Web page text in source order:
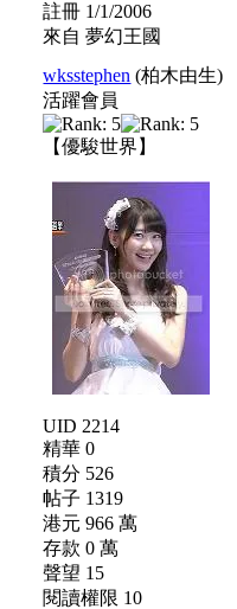
註冊 1/1/2006
來自 夢幻王國
wksstephen (柏木由生)
活躍會員
【優駿世界】
UID 2214
精華 0
積分 526
帖子 1319
港元 966 萬
存款 0 萬
聲望 15
閱讀權限 10